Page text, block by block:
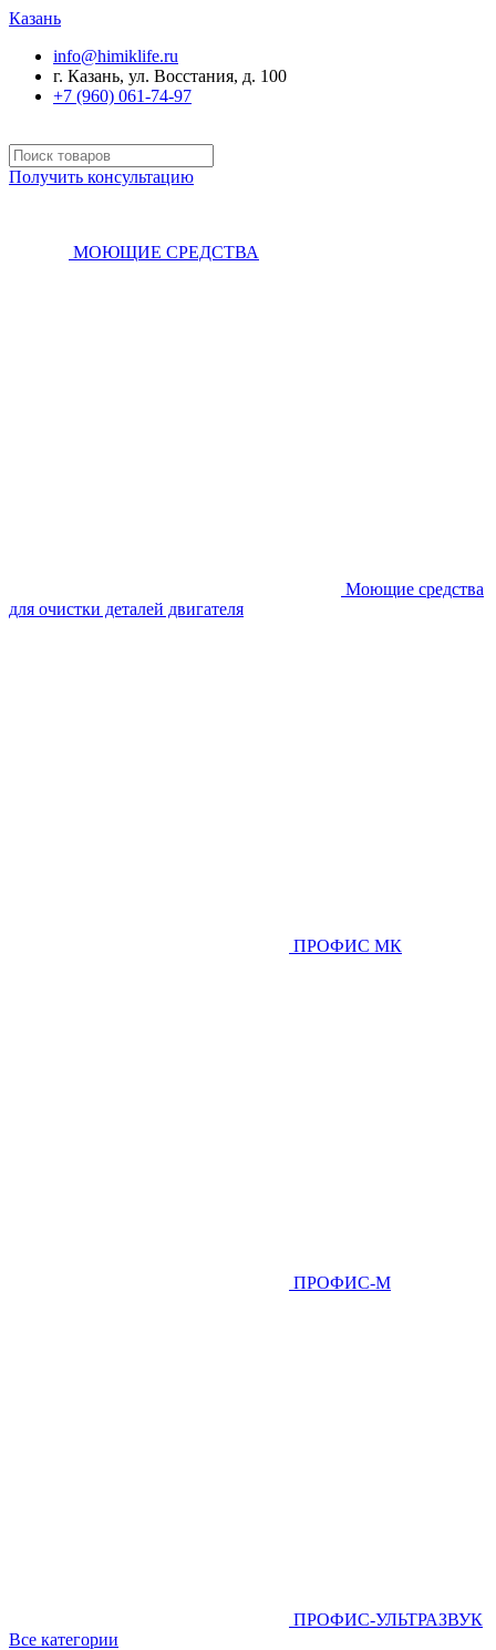
Казань
info@himiklife.ru
г. Казань, ул. Восстания, д. 100
+7 (960) 061-74-97
Получить консультацию
МОЮЩИЕ СРЕДСТВА
Моющие средства
для очистки деталей двигателя
ПРОФИС МК
ПРОФИС-М
ПРОФИС-УЛЬТРАЗВУК
Все категории